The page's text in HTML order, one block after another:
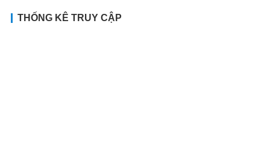
THỐNG KÊ TRUY CẬP